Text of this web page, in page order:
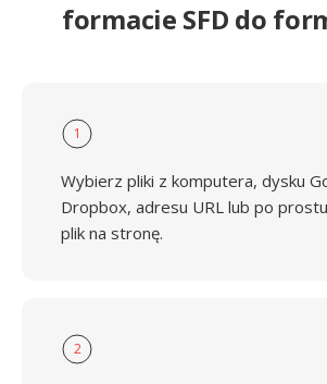
formacie SFD do
1
Wybierz pliki z komputera, dysku
Dropbox, adresu URL lub po
plik na stronę.
2